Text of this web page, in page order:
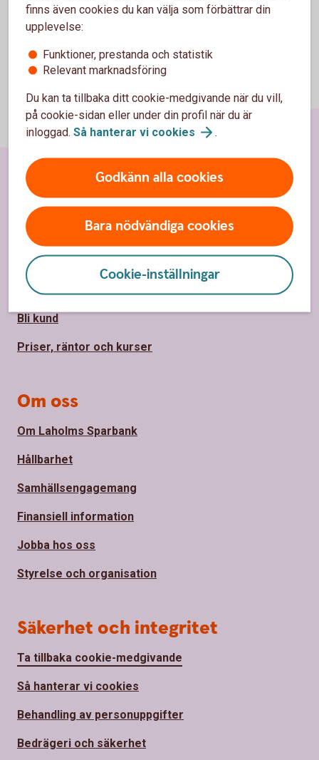
finns även cookies du kan välja som förbättrar din
upplevelse:
Funktioner, prestanda och statistik
Relevant marknadsföring
Du kan ta tillbaka ditt cookie-medgivande när du vill,
på cookie-sidan eller under din profil när du är
inloggad. Så hanterar vi cookies .
Godkänn alla cookies
Bara nödvändiga cookies
Cookie-inställningar
Sidfot
Hitta snabbt
Kundservice
Spärrhjälp
Våra kontor
Bli kund
Priser, räntor och kurser
Om oss
Om Laholms Sparbank
Hållbarhet
Samhällsengagemang
Finansiell information
Jobba hos oss
Styrelse och organisation
Säkerhet och integritet
Ta tillbaka cookie-medgivande
Så hanterar vi cookies
Behandling av personuppgifter
Bedrägeri och säkerhet